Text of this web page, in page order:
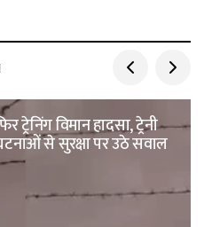
ट्रेनिंग विमान हादसा, ट्रेनी
से सुरक्षा पर उठे सवाल